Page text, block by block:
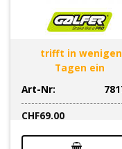
trifft in wenigen
Tagen ein
Art-Nr:
CHF69.00